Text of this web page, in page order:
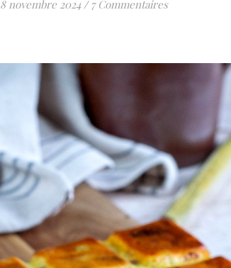
8 novembre 2024 / 7 Commentaires